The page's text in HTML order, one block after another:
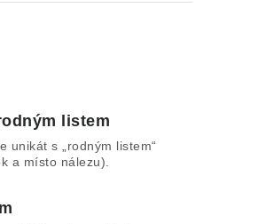
listem
unikát s „rodným listem“
a místo nálezu).